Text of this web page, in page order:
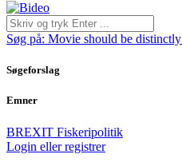
Søg på: Movie should be distinctly
Søgeforslag
Emner
BREXIT Fiskeripolitik
Login eller registrer